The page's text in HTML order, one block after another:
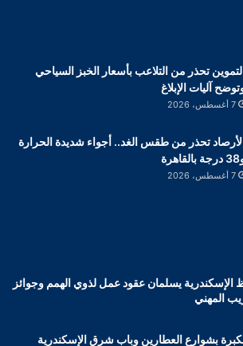
تحذر من التلاعب بأسعار الخبز السياحي
آليات الإبلاغ
7 أغسطس، 2026
تحذر من طقس الغد.. أجواء شديدة الحرارة
7 أغسطس، 2026
يسلمان عقود عمل لذوي الهمم وجوائز
المهني
بشوارع العطارين وباب شرق الإسكندرية